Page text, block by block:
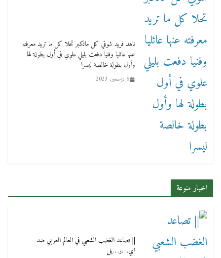
ناهد فريد شوقي كل ماتكبر تحلا كل ما تريد معرفته
عنها عائليا وفنيا دفعت بليلي علوي في أول بطولة لها
وأول بطولة خالصة ليسرا
6 ديسمبر، 2023
اخبار منوعة
|| تصاعد الغضب الشعبي في العالم العربي ضد
اي…ر…يل